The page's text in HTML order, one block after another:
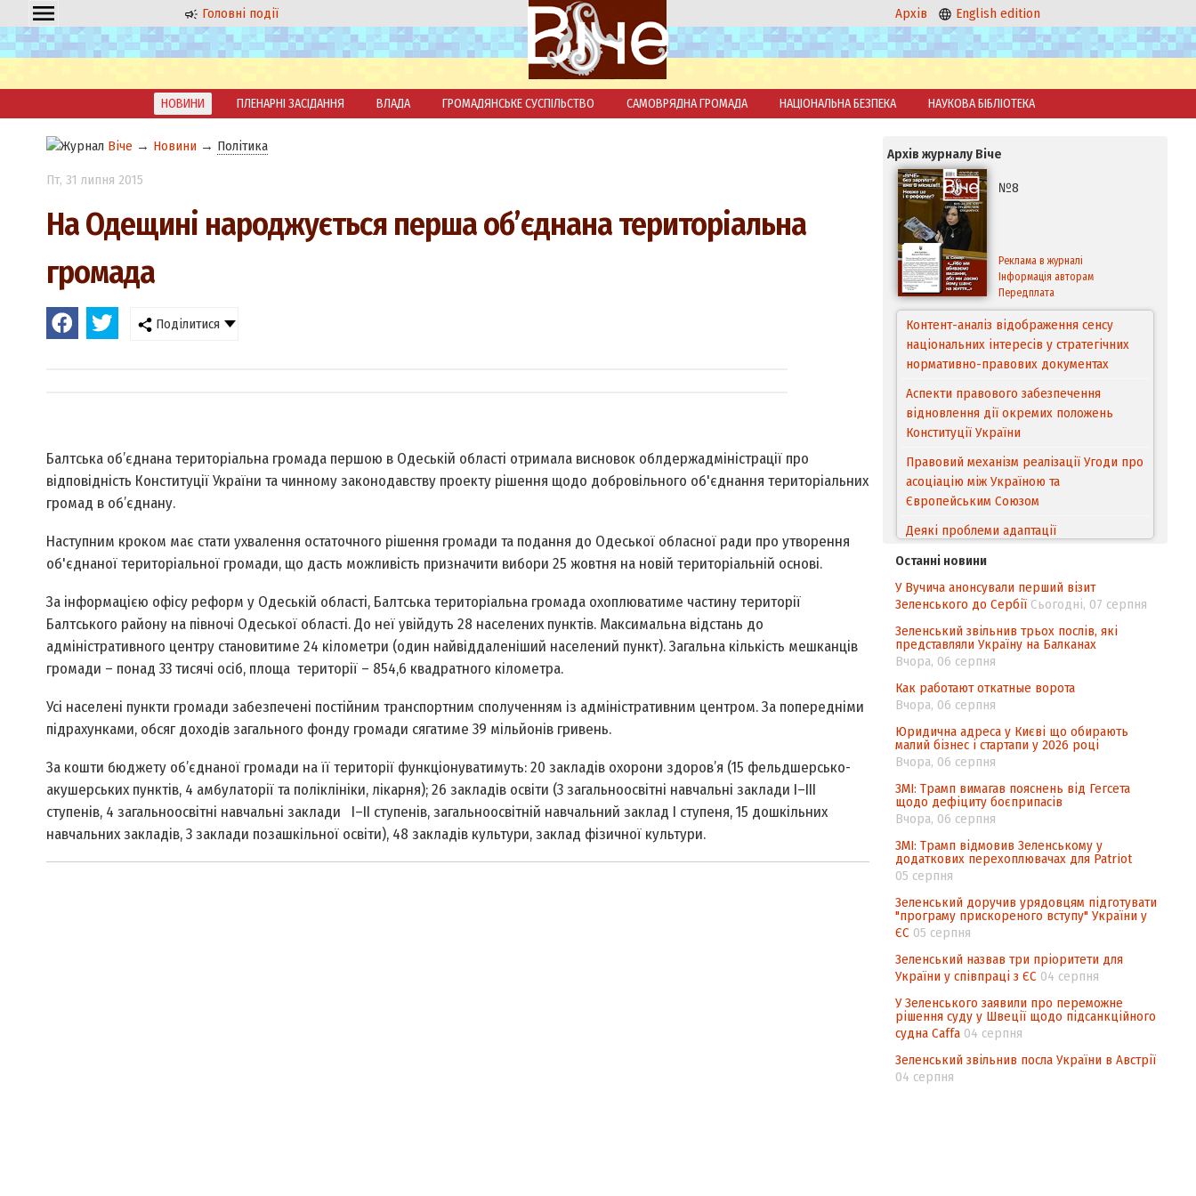
Головні події Архів English edition
НОВИНИ ПЛЕНАРНІ ЗАСІДАННЯ ВЛАДА ГРОМАДЯНСЬКЕ СУСПІЛЬСТВО САМОВРЯДНА ГРОМАДА НАЦІОНАЛЬНА БЕЗПЕКА НАУКОВА БІБЛІОТЕКА
Віче → Новини → Політика
Пт, 31 липня 2015
На Одещині народжується перша об’єднана територіальна
громада
Поділитися
Балтська об’єднана територіальна громада першою в Одеській області отримала висновок облдержадміністрації про
відповідність Конституції України та чинному законодавству проекту рішення щодо добровільного об'єднання територіальних
громад в об’єднану.
Наступним кроком має стати ухвалення остаточного рішення громади та подання до Одеської обласної ради про утворення
об'єднаної територіальної громади, що дасть можливість призначити вибори 25 жовтня на новій територіальній основі.
За інформацією офісу реформ у Одеській області, Балтська територіальна громада охоплюватиме частину території
Балтського району на півночі Одеської області. До неї увійдуть 28 населених пунктів. Максимальна відстань до
адміністративного центру становитиме 24 кілометри (один найвіддаленіший населений пункт). Загальна кількість мешканців
громади – понад 33 тисячі осіб, площа території – 854,6 квадратного кілометра.
Усі населені пункти громади забезпечені постійним транспортним сполученням із адміністративним центром. За попередніми
підрахунками, обсяг доходів загального фонду громади сягатиме 39 мільйонів гривень.
За кошти бюджету об’єднаної громади на її території функціонуватимуть: 20 закладів охорони здоров’я (15 фельдшерсько-
акушерських пунктів, 4 амбулаторії та поліклініки, лікарня); 26 закладів освіти (3 загальноосвітні навчальні заклади І–ІІІ
ступенів, 4 загальноосвітні навчальні заклади І–ІІ ступенів, загальноосвітній навчальний заклад І ступеня, 15 дошкільних
навчальних закладів, 3 заклади позашкільної освіти), 48 закладів культури, заклад фізичної культури.
Архів журналу Віче
№8
Реклама в журналі
Інформація авторам
Передплата
Контент-аналіз відображення сенсу
національних інтересів у стратегічних
нормативно-правових документах
Аспекти правового забезпечення
відновлення дії окремих положень
Конституції України
Правовий механізм реалізації Угоди про
асоціацію між Україною та
Європейським Cоюзом
Деякі проблеми адаптації
походження товарів відповідно до
Угоди про торговельні аспекти прав
інтелектуальної власності (TRIPS) у
контексті євроінтеграції
Аналіз виборчого законодавства щодо
підрахунку голосів виборців
Інформаційна безпека суспільства
Останні новини
У Вучича анонсували перший візит
Зеленського до Сербії Сьогодні, 07 серпня
Зеленський звільнив трьох послів, які
представляли Україну на Балканах
Вчора, 06 серпня
Как работают откатные ворота
Вчора, 06 серпня
Юридична адреса у Києві що обирають
малий бізнес і стартапи у 2026 році
Вчора, 06 серпня
ЗМІ: Трамп вимагав пояснень від Гегсета
щодо дефіциту боєприпасів
Вчора, 06 серпня
ЗМІ: Трамп відмовив Зеленському у
додаткових перехоплювачах для Patriot
05 серпня
Зеленський доручив урядовцям підготувати
"програму прискореного вступу" України у
ЄС 05 серпня
Зеленський назвав три пріоритети для
України у співпраці з ЄС 04 серпня
У Зеленського заявили про переможне
рішення суду у Швеції щодо підсанкційного
судна Caffa 04 серпня
Зеленський звільнив посла України в Австрії
04 серпня